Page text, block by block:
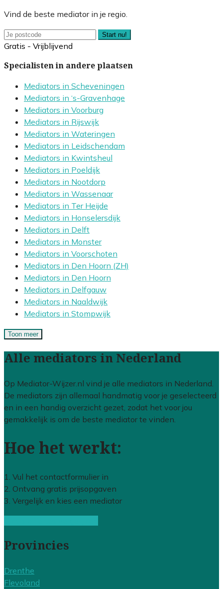
Vind de beste mediator in je regio.
Start nu!
Gratis - Vrijblijvend
Specialisten in andere plaatsen
Mediators in Scheveningen
Mediators in ‘s-Gravenhage
Mediators in Voorburg
Mediators in Rijswijk
Mediators in Wateringen
Mediators in Leidschendam
Mediators in Kwintsheul
Mediators in Poeldijk
Mediators in Nootdorp
Mediators in Wassenaar
Mediators in Ter Heijde
Mediators in Honselersdijk
Mediators in Delft
Mediators in Monster
Mediators in Voorschoten
Mediators in Den Hoorn (ZH)
Mediators in Den Hoorn
Mediators in Delfgauw
Mediators in Naaldwijk
Mediators in Stompwijk
Toon meer
Alle mediators in Nederland
Op Mediator-Wijzer.nl vind je alle mediators in Nederland.
De mediators zijn allemaal handmatig voor je geselecteerd
en in een handig overzicht gezet, zodat het voor jou
gemakkelijk is om de beste mediator te vinden.
Hoe het werkt:
1. Vul het contactformulier in
2. Ontvang gratis prijsopgaven
3. Vergelijk en kies een mediator
Provincies
Drenthe
Flevoland